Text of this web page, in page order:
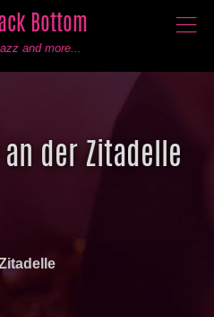
Bottom
and more...
──
──
──
der Zitadelle